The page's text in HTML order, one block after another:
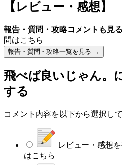
【レビュー・感想】
報告・質問・攻略コメントも見る
問はこちら
報告・質問・攻略一覧を見る →
飛べば良いじゃん。
する
コメント内容を以下から選択し
レビュー・感想を
はこちら